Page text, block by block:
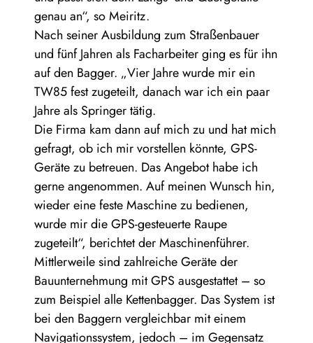
genau an“, so Meiritz.
Nach seiner Ausbildung zum Straßenbauer
und fünf Jahren als Facharbeiter ging es für ihn
auf den Bagger. „Vier Jahre wurde mir ein
TW85 fest zugeteilt, danach war ich ein paar
Jahre als Springer tätig.
Die Firma kam dann auf mich zu und hat mich
gefragt, ob ich mir vorstellen könnte, GPS-
Geräte zu betreuen. Das Angebot habe ich
gerne angenommen. Auf meinen Wunsch hin,
wieder eine feste Maschine zu bedienen,
wurde mir die GPS-gesteuerte Raupe
zugeteilt“, berichtet der Maschinenführer.
Mittlerweile sind zahlreiche Geräte der
Bauunternehmung mit GPS ausgestattet – so
zum Beispiel alle Kettenbagger. Das System ist
bei den Baggern vergleichbar mit einem
Navigationssystem, jedoch – im Gegensatz